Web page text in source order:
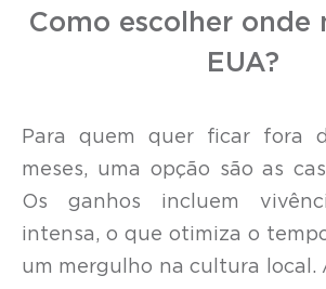
Como escolher onde
EUA?
Para quem quer ficar fora
meses, uma opção são as
Os ganhos incluem
intensa, o que otimiza o
um mergulho na cultura local.